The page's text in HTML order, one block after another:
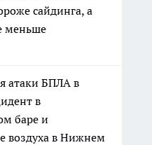
сайдинга, а
меньше
атаки БПЛА в
в
баре и
воздуха в Нижнем